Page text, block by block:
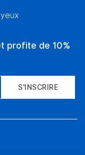
profite de 10%
S'INSCRIRE